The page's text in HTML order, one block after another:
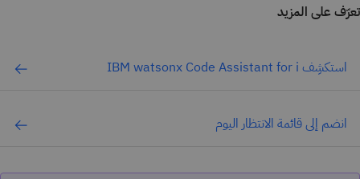
تعرّف على المزيد
استكشِف IBM watsonx Code Assistant for i
انضم إلى قائمة الانتظار اليوم